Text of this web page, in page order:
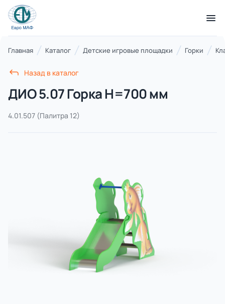
КАТАЛОГ ТОВАРОВ
21 категория
Детские игровые площадки
Комплексы для лазания
4 категории
Главная Каталог Детские игровые площадки Горки
Назад в каталог
ДИО 5.07 Горка Н=700 мм
4.01.507 (Палитра 12)